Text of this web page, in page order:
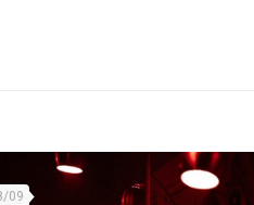
09